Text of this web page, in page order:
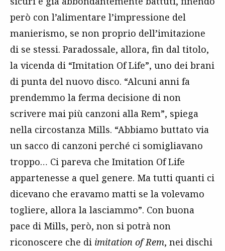
però con l’alimentare l’impressione del
manierismo, se non proprio dell’imitazione
di se stessi. Paradossale, allora, fin dal titolo,
la vicenda di “Imitation Of Life”, uno dei brani
di punta del nuovo disco. “Alcuni anni fa
prendemmo la ferma decisione di non
scrivere mai più canzoni alla Rem”, spiega
nella circostanza Mills. “Abbiamo buttato via
un sacco di canzoni perché ci somigliavano
troppo… Ci pareva che Imitation Of Life
appartenesse a quel genere. Ma tutti quanti ci
dicevano che eravamo matti se la volevamo
togliere, allora la lasciammo”. Con buona
pace di Mills, però, non si potrà non
riconoscere che di imitation of Rem, nei dischi